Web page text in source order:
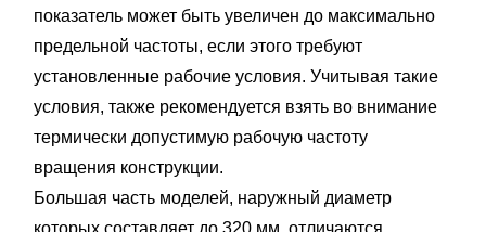
показатель может быть увеличен до максимально
предельной частоты, если этого требуют
установленные рабочие условия. Учитывая такие
условия, также рекомендуется взять во внимание
термически допустимую рабочую частоту
вращения конструкции.
Большая часть моделей, наружный диаметр
которых составляет до 320 мм, отличаются